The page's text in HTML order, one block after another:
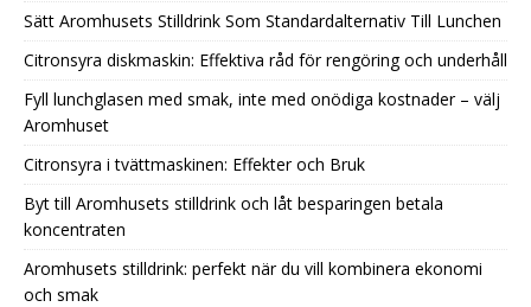
Sätt Aromhusets Stilldrink Som Standardalternativ Till Lunchen
Citronsyra diskmaskin: Effektiva råd för rengöring och underhåll
Fyll lunchglasen med smak, inte med onödiga kostnader – välj
Aromhuset
Citronsyra i tvättmaskinen: Effekter och Bruk
Byt till Aromhusets stilldrink och låt besparingen betala
koncentraten
Aromhusets stilldrink: perfekt när du vill kombinera ekonomi
och smak